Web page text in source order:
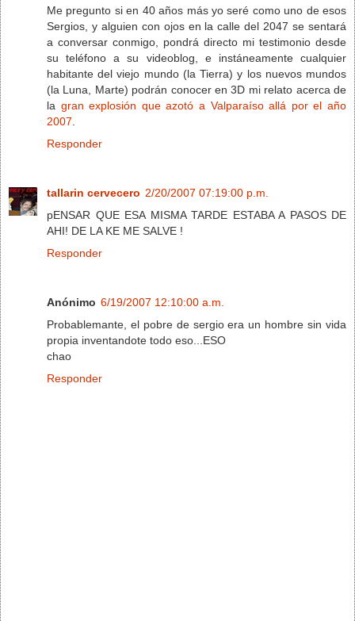
Me pregunto si en 40 años más yo seré como uno de esos
Sergios, y alguien con ojos en la calle del 2047 se sentará
a conversar conmigo, pondrá directo mi testimonio desde
su teléfono a su videoblog, e instáneamente cualquier
habitante del viejo mundo (la Tierra) y los nuevos mundos
(la Luna, Marte) podrán conocer en 3D mi relato acerca de
la gran explosión que azotó a Valparaíso allá por el año
2007
Responder
tallarin cervecero 2/20/2007 07:19:00 p.m.
pENSAR QUE ESA MISMA TARDE ESTABA A PASOS DE
AHI! DE LA KE ME SALVE !
Responder
Anónimo 6/19/2007 12:10:00 a.m.
Probablemante, el pobre de sergio era un hombre sin vida
propia inventandote todo eso...ESO
chao
Responder